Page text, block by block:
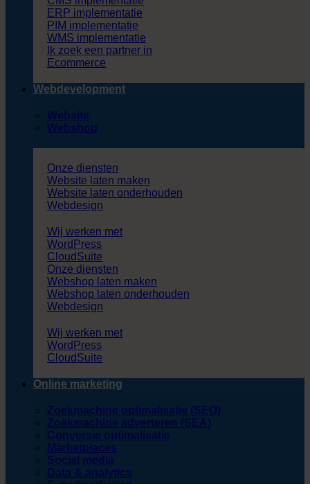
ERP implementatie
PIM implementatie
WMS implementatie
Ik zoek een partner in
Ecommerce
Webdevelopment
Website
Webshop
Onze diensten
Website laten maken
Website laten onderhouden
Webdesign
Wij werken met
WordPress
CloudSuite
Onze diensten
Webshop laten maken
Webshop laten onderhouden
Webdesign
Wij werken met
WordPress
CloudSuite
Online marketing
Zoekmachine optimalisatie (SEO)
Zoekmachine adverteren (SEA)
Conversie optimalisatie
Marketplaces
Social media
Data & analytics